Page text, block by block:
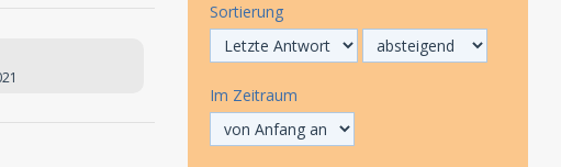
Sortierung
Im Zeitraum